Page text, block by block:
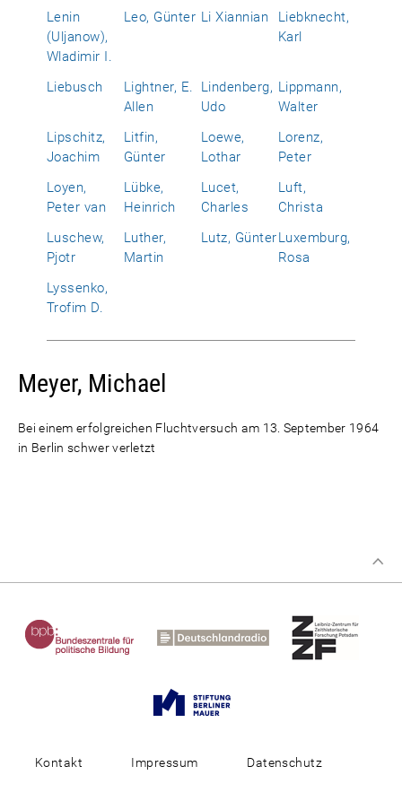
Lenin
(Uljanow),
Wladimir I.
Leo, Günter Li Xiannian
Liebknecht,
Karl
Liebusch
Lightner, E.
Allen
Lindenberg,
Udo
Lippmann,
Walter
Lipschitz,
Joachim
Litfin,
Günter
Loewe,
Lothar
Lorenz,
Peter
Loyen,
Peter van
Lübke,
Heinrich
Lucet,
Charles
Luft,
Christa
Luschew,
Pjotr
Luther,
Martin
Lutz, GünterLuxemburg,
Rosa
Lyssenko,
Trofim D.
Meyer, Michael
Bei einem erfolgreichen Fluchtversuch am 13. September 1964
in Berlin schwer verletzt
Kontakt Impressum Datenschutz